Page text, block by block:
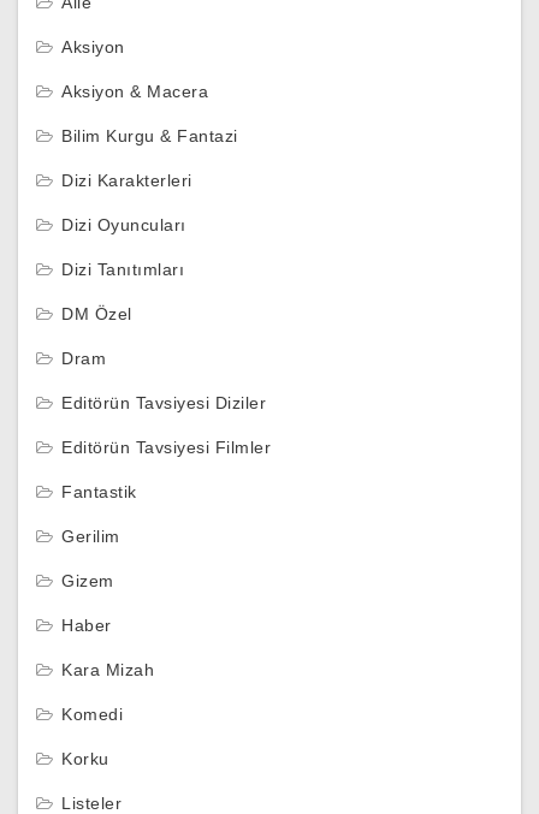
Aksiyon
Aksiyon & Macera
Bilim Kurgu & Fantazi
Dizi Karakterleri
Dizi Oyuncuları
Dizi Tanıtımları
DM Özel
Dram
Editörün Tavsiyesi Diziler
Editörün Tavsiyesi Filmler
Fantastik
Gerilim
Gizem
Haber
Kara Mizah
Komedi
Korku
Listeler